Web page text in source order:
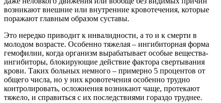
возникают внешние или внутренние кровотечения, которые
поражают главным образом суставы.
Это нередко приводит к инвалидности, а то и к смерти в
молодом возрасте. Особенно тяжелая – ингибиторная форма
гемофилии, когда организм вырабатывает особые вещества-
ингибиторы, блокирующие действие фактора свертывания
крови. Таких больных немного – примерно 5 процентов от
общего числа, но у них кровотечения особенно трудно
контролировать, осложнения возникают чаще, протекают
тяжело, и справиться с их последствиями гораздо труднее.